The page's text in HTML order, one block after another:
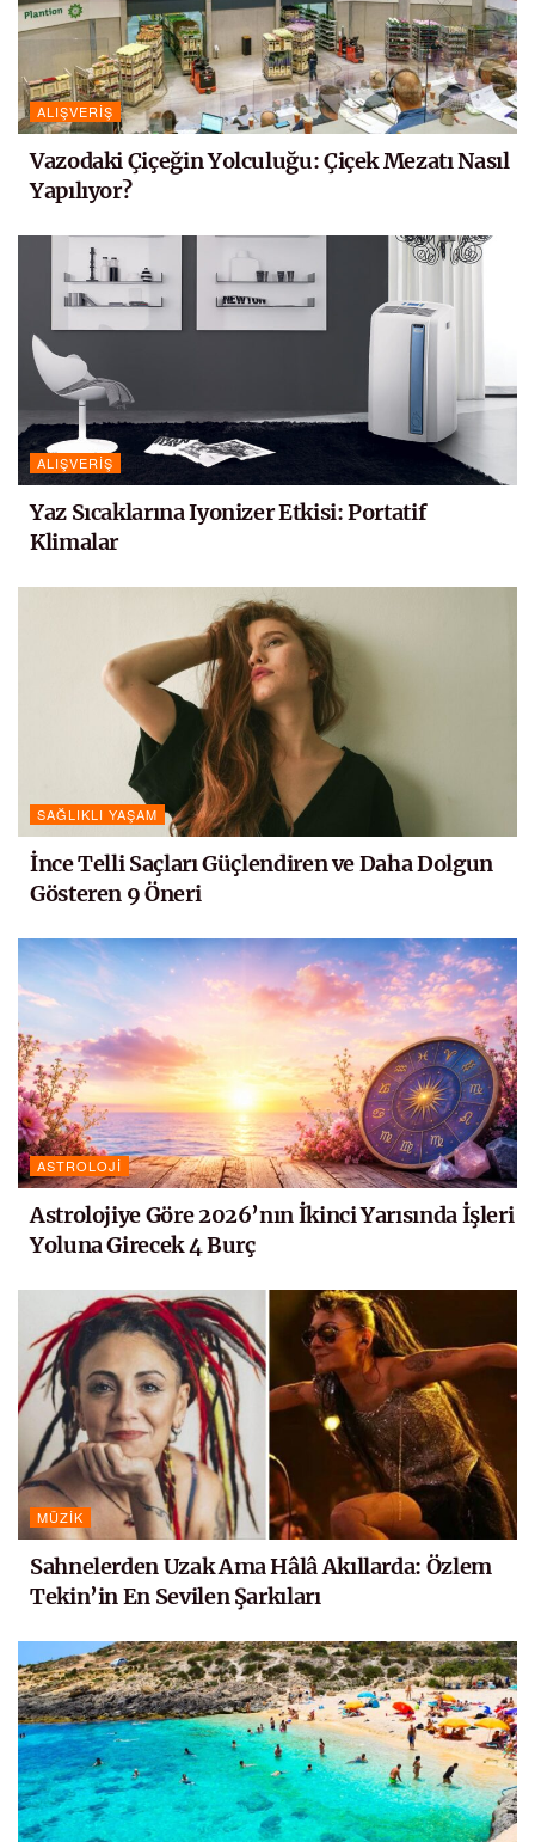
ALIŞVERIŞ
Vazodaki Çiçeğin Yolculuğu: Çiçek Mezatı Nasıl
Yapılıyor?
ALIŞVERIŞ
Yaz Sıcaklarına Iyonizer Etkisi: Portatif
Klimalar
SAĞLIKLI YAŞAM
İnce Telli Saçları Güçlendiren ve Daha Dolgun
Gösteren 9 Öneri
ASTROLOJI
Astrolojiye Göre 2026’nın İkinci Yarısında İşleri
Yoluna Girecek 4 Burç
MÜZIK
Sahnelerden Uzak Ama Hâlâ Akıllarda: Özlem
Tekin’in En Sevilen Şarkıları